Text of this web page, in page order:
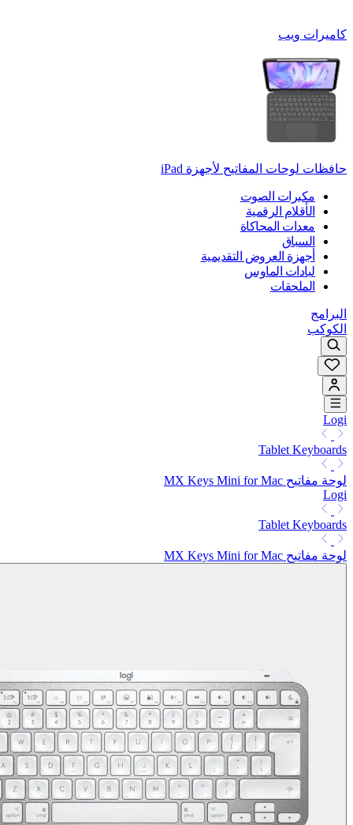
كاميرات ويب
حافظات لوحات المفاتيح لأجهزة ‏iPad
مكبرات الصوت
الأقلام الرقمية
معدات المحاكاة
السباق
أجهزة العروض التقديمية
لبادات الماوس
الملحقات
البرامج
الكوكب
Logi
Tablet Keyboards
لوحة مفاتيح MX Keys Mini for Mac
Logi
Tablet Keyboards
لوحة مفاتيح MX Keys Mini for Mac